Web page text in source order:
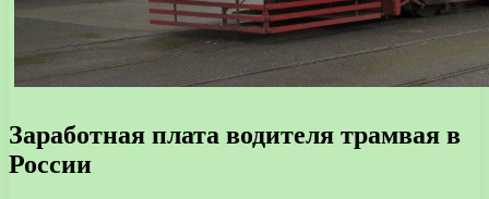
Заработная плата водителя трамвая в
России